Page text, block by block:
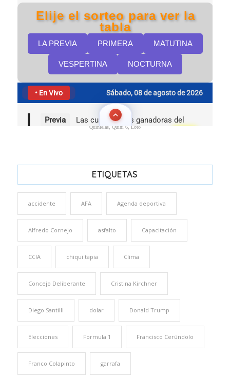
Quinielas, Quini 6, Loto
ETIQUETAS
accidente AFA Agenda deportiva
Alfredo Cornejo asfalto Capacitación
CCIA chiqui tapia Clima
Concejo Deliberante Cristina Kirchner
Diego Santilli dolar Donald Trump
Elecciones Formula 1 Francisco Cerúndolo
Franco Colapinto garrafa